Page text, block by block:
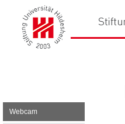
Webcam